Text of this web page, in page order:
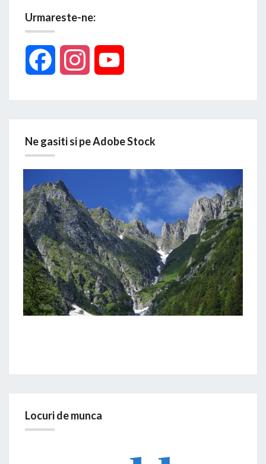
Urmareste-ne:
Facebook Instagram
Ne gasiti si pe Adobe Stock
Locuri de munca